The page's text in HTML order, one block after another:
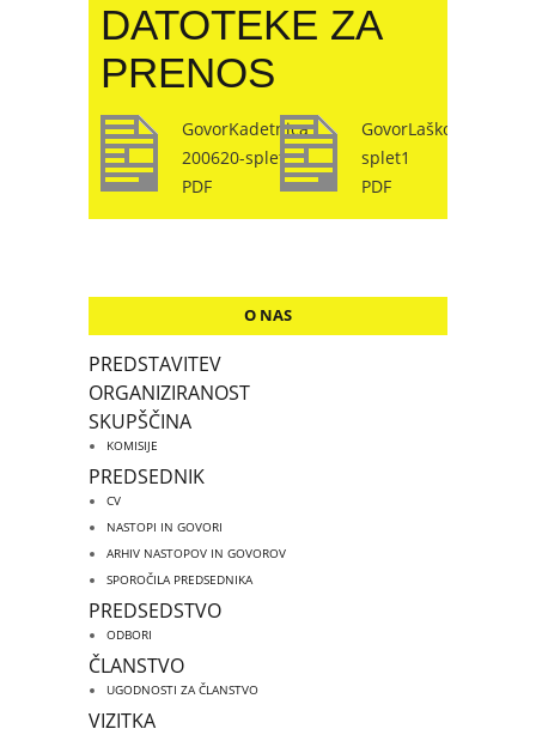
DATOTEKE ZA
PRENOS
GovorKadetnica
200620-splet
PDF
GovorLaško230620-
splet1
PDF
O NAS
PREDSTAVITEV
ORGANIZIRANOST
SKUPŠČINA
KOMISIJE
PREDSEDNIK
CV
NASTOPI IN GOVORI
ARHIV NASTOPOV IN GOVOROV
SPOROČILA PREDSEDNIKA
PREDSEDSTVO
ODBORI
ČLANSTVO
UGODNOSTI ZA ČLANSTVO
VIZITKA